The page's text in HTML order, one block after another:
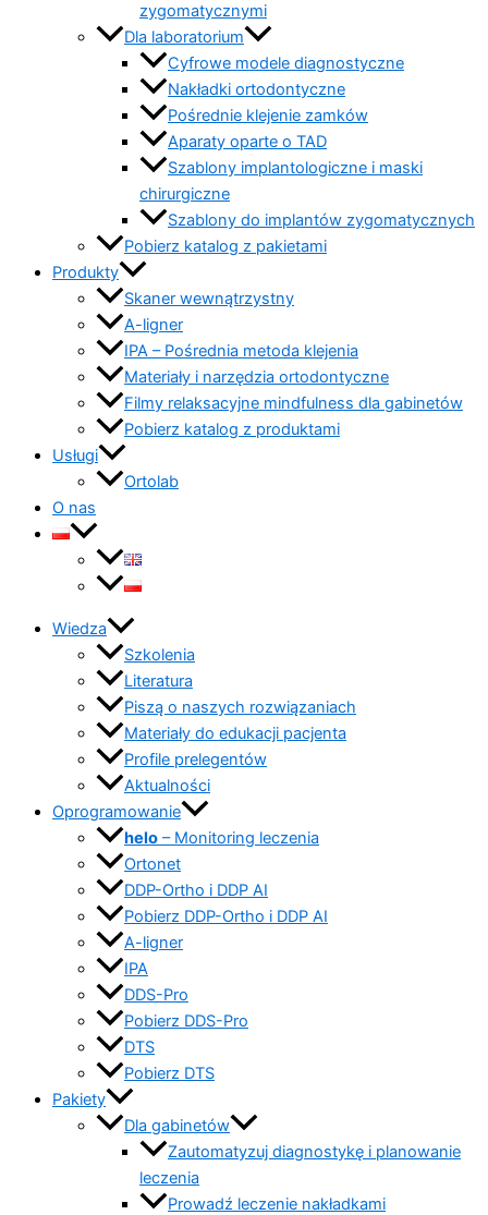
zygomatycznymi
Dla laboratorium
Cyfrowe modele diagnostyczne
Nakładki ortodontyczne
Pośrednie klejenie zamków
Aparaty oparte o TAD
Szablony implantologiczne i maski
chirurgiczne
Szablony do implantów zygomatycznych
Pobierz katalog z pakietami
Produkty
Skaner wewnątrzystny
A-ligner
IPA – Pośrednia metoda klejenia
Materiały i narzędzia ortodontyczne
Filmy relaksacyjne mindfulness dla gabinetów
Pobierz katalog z produktami
Usługi
Ortolab
O nas
Wiedza
Szkolenia
Literatura
Piszą o naszych rozwiązaniach
Materiały do edukacji pacjenta
Profile prelegentów
Aktualności
Oprogramowanie
helo – Monitoring leczenia
Ortonet
DDP-Ortho i DDP AI
Pobierz DDP-Ortho i DDP AI
A-ligner
IPA
DDS-Pro
Pobierz DDS-Pro
DTS
Pobierz DTS
Pakiety
Dla gabinetów
Zautomatyzuj diagnostykę i planowanie
leczenia
Prowadź leczenie nakładkami